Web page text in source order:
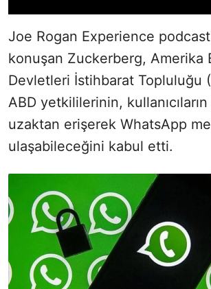
Joe Rogan Experience
konuşan Zuckerberg, Amerika
Devletleri İstihbarat Topluluğu
ABD yetkililerinin,
uzaktan erişerek WhatsApp
ulaşabileceğini kabul etti.